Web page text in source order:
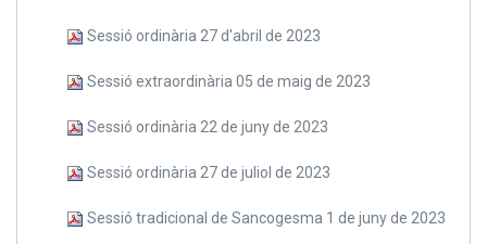
Sessió ordinària 27 d'abril de 2023
Sessió extraordinària 05 de maig de 2023
Sessió ordinària 22 de juny de 2023
Sessió ordinària 27 de juliol de 2023
Sessió tradicional de Sancogesma 1 de juny de 2023